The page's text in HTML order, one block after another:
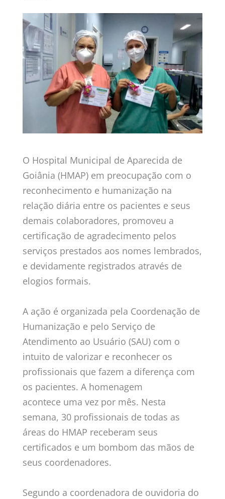
O Hospital Municipal de Aparecida de
Goiânia (HMAP) em preocupação com o
reconhecimento e humanização na
relação diária entre os pacientes e seus
demais colaboradores, promoveu a
certificação de agradecimento pelos
serviços prestados aos nomes lembrados,
e devidamente registrados através de
elogios formais.
A ação é organizada pela Coordenação de
Humanização e pelo Serviço de
Atendimento ao Usuário (SAU) com o
intuito de valorizar e reconhecer os
profissionais que fazem a diferença com
os pacientes. A homenagem
acontece uma vez por mês. Nesta
semana, 30 profissionais de todas as
áreas do HMAP receberam seus
certificados e um bombom das mãos de
seus coordenadores.
Segundo a coordenadora de ouvidoria do